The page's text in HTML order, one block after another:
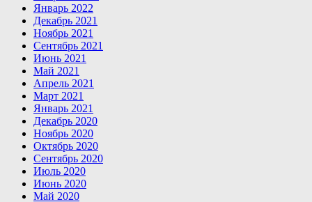
Январь 2022
Декабрь 2021
Ноябрь 2021
Сентябрь 2021
Июнь 2021
Май 2021
Апрель 2021
Март 2021
Январь 2021
Декабрь 2020
Ноябрь 2020
Октябрь 2020
Сентябрь 2020
Июль 2020
Июнь 2020
Май 2020